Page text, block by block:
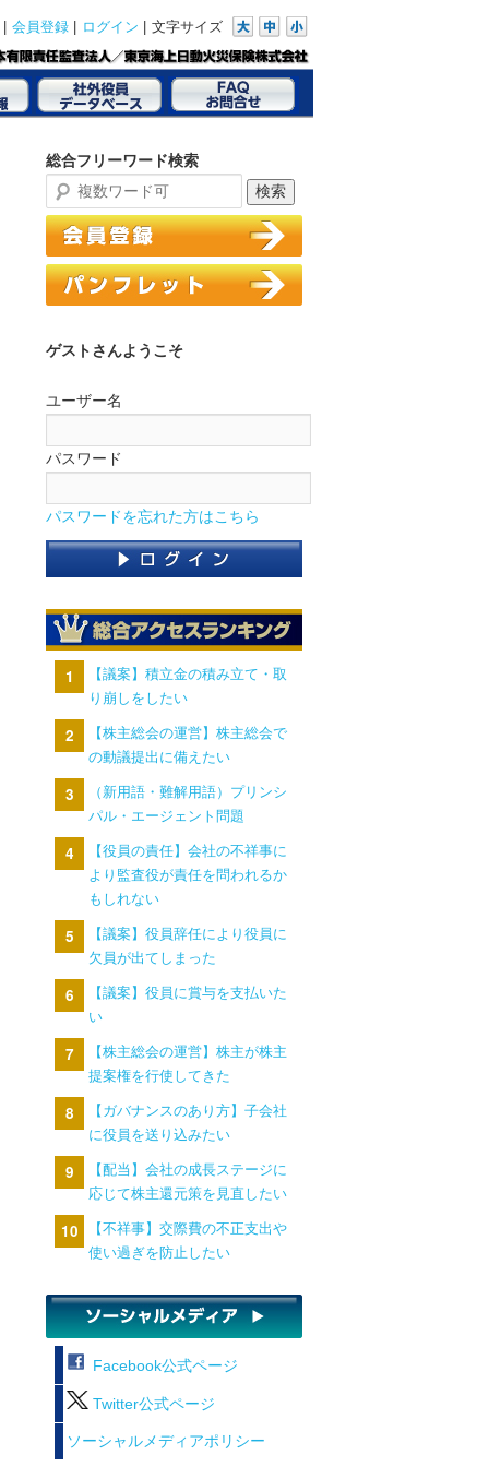
会員登録 ログイン 文字サイズ
総合フリーワード検索
ゲストさんようこそ
ユーザー名
パスワード
パスワードを忘れた方はこちら
【議案】積立金の積み立て・取
り崩しをしたい
【株主総会の運営】株主総会で
の動議提出に備えたい
（新用語・難解用語）プリンシ
パル・エージェント問題
【役員の責任】会社の不祥事に
より監査役が責任を問われるか
もしれない
【議案】役員辞任により役員に
欠員が出てしまった
【議案】役員に賞与を支払いた
い
【株主総会の運営】株主が株主
提案権を行使してきた
【ガバナンスのあり方】子会社
に役員を送り込みたい
【配当】会社の成長ステージに
応じて株主還元策を見直したい
【不祥事】交際費の不正支出や
使い過ぎを防止したい
Facebook公式ページ
Twitter公式ページ
ソーシャルメディアポリシー